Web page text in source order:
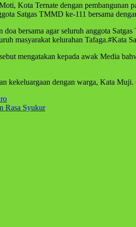
Kota Ternate dengan pembangunan
Satgas TMMD ke-111 bersama
bersama agar seluruh anggota
masyarakat kelurahan Tafaga.#Kata
mengatakan kepada awak Media
kekeluargaan dengan warga, Kata Muji.
Rasa Syukur